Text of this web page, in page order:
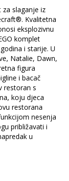
slaganje iz
Kvalitetna
eksplozivnu
komplet
i starije. U
Natalie, Dawn,
figura
i bacač
restoran s
koju djeca
restorana
nesenja
približavati i
u